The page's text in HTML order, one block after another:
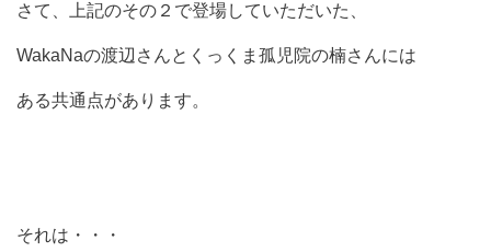
さて、上記のその２で登場していただいた、
WakaNaの渡辺さんとくっくま孤児院の楠さんには
ある共通点があります。
それは・・・